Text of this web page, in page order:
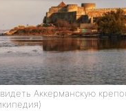
Аккерманскую